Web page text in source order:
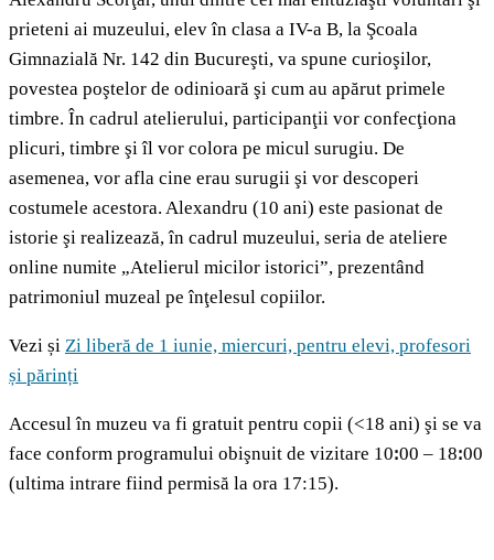
prieteni ai muzeului, elev în clasa a IV-a B, la Şcoala
Gimnazială Nr. 142 din Bucureşti, va spune curioşilor,
povestea poştelor de odinioară şi cum au apărut primele
timbre. În cadrul atelierului, participanţii vor confecţiona
plicuri, timbre şi îl vor colora pe micul surugiu. De
asemenea, vor afla cine erau surugii şi vor descoperi
costumele acestora. Alexandru (10 ani) este pasionat de
istorie şi realizează, în cadrul muzeului, seria de ateliere
online numite „Atelierul micilor istorici”, prezentând
patrimoniul muzeal pe înţelesul copiilor.
Vezi și Zi liberă de 1 iunie, miercuri, pentru elevi, profesori
și părinți
Accesul în muzeu va fi gratuit pentru copii (<18 ani) şi se va
face conform programului obişnuit de vizitare 10ꓽ00 – 18ꓽ00
(ultima intrare fiind permisă la ora 17:15).